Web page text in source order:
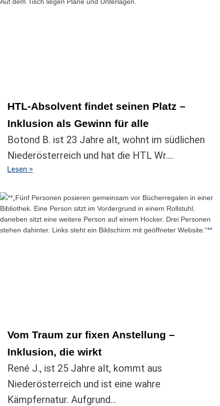
HTL-Absolvent findet seinen Platz –
Inklusion als Gewinn für alle
Botond B. ist 23 Jahre alt, wohnt im südlichen
Niederösterreich und hat die HTL Wr....
Lesen >
Vom Traum zur fixen Anstellung –
Inklusion, die wirkt
René J., ist 25 Jahre alt, kommt aus
Niederösterreich und ist eine wahre
Kämpfernatur. Aufgrund...